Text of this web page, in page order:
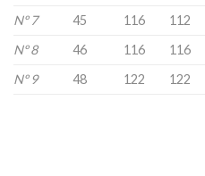
Nº 7
45 116 112
Nº 8
46 116 116
Nº 9
48 122 122